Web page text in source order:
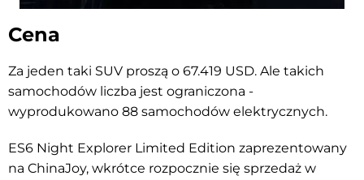
Cena
Za jeden taki SUV proszą o 67.419 USD. Ale takich
samochodów liczba jest ograniczona -
wyprodukowano 88 samochodów elektrycznych.
ES6 Night Explorer Limited Edition zaprezentowany
na ChinaJoy, wkrótce rozpocznie się sprzedaż w